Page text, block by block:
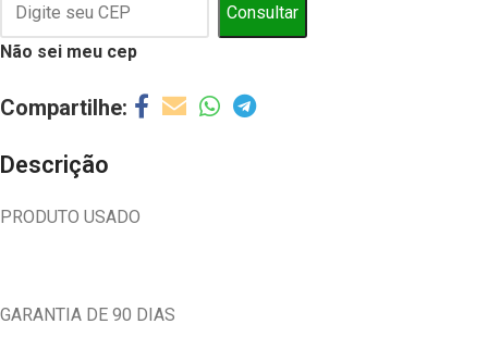
Consultar
Não sei meu cep
Descrição
PRODUTO USADO
GARANTIA DE 90 DIAS